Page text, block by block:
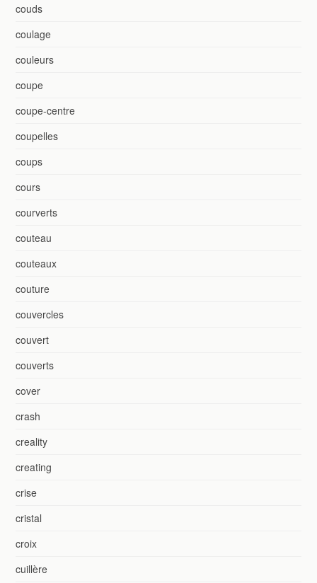
couds
coulage
couleurs
coupe
coupe-centre
coupelles
coups
cours
courverts
couteau
couteaux
couture
couvercles
couvert
couverts
cover
crash
creality
creating
crise
cristal
croix
cuillère